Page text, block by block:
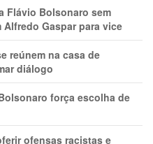
Flávio Bolsonaro sem
Gaspar para vice
reúnem na casa de
diálogo
força escolha de
ofensas racistas e